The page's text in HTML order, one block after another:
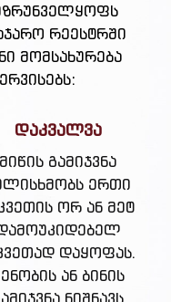
რეესტრში
მომსახურება
დაკვალვა
მიწის გამიჯვნა
ერთი
ორ ან მეტ
დაყოფას.
ან ბინის
ნიშნავს